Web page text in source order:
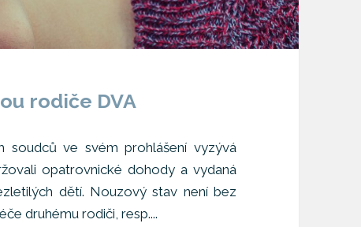
rodiče DVA
soudců ve svém prohlášení vyzývá
opatrovnické dohody a vydaná
dětí. Nouzový stav není bez
druhému rodiči, resp....